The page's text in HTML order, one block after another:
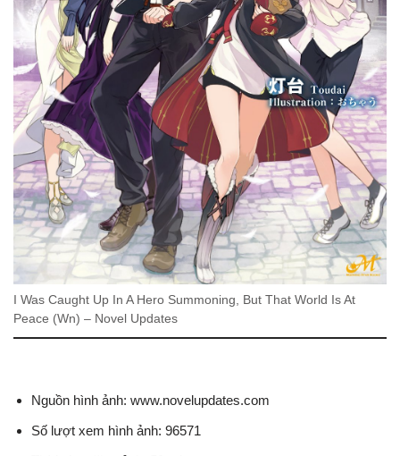
I Was Caught Up In A Hero Summoning, But That World Is At
Peace (Wn) – Novel Updates
Nguồn hình ảnh: www.novelupdates.com
Số lượt xem hình ảnh: 96571